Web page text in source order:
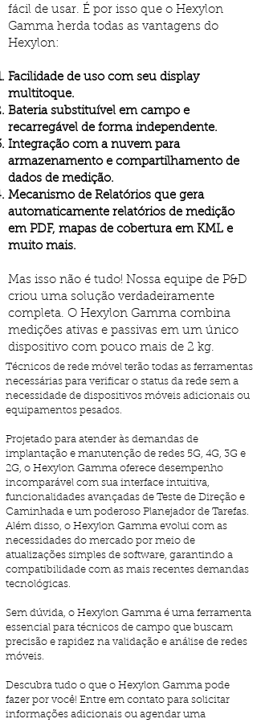
fácil de usar. É por isso que o Hexylon
Gamma herda todas as vantagens do
Hexylon:
Facilidade de uso com seu display
multitoque.
Bateria substituível em campo e
recarregável de forma independente.
Integração com a nuvem para
armazenamento e compartilhamento de
dados de medição.
Mecanismo de Relatórios que gera
automaticamente relatórios de medição
em PDF, mapas de cobertura em KML e
muito mais.
Mas isso não é tudo! Nossa equipe de P&D
criou uma solução verdadeiramente
completa. O Hexylon Gamma combina
medições ativas e passivas em um único
dispositivo com pouco mais de 2 kg.
Técnicos de rede móvel terão todas as ferramentas
necessárias para verificar o status da rede sem a
necessidade de dispositivos móveis adicionais ou
equipamentos pesados.
Projetado para atender às demandas de
implantação e manutenção de redes 5G, 4G, 3G e
2G, o Hexylon Gamma oferece desempenho
incomparável com sua interface intuitiva,
funcionalidades avançadas de Teste de Direção e
Caminhada e um poderoso Planejador de Tarefas.
Além disso, o Hexylon Gamma evolui com as
necessidades do mercado por meio de
atualizações simples de software, garantindo a
compatibilidade com as mais recentes demandas
tecnológicas.
Sem dúvida, o Hexylon Gamma é uma ferramenta
essencial para técnicos de campo que buscam
precisão e rapidez na validação e análise de redes
móveis.
Descubra tudo o que o Hexylon Gamma pode
fazer por você! Entre em contato para solicitar
informações adicionais ou agendar uma